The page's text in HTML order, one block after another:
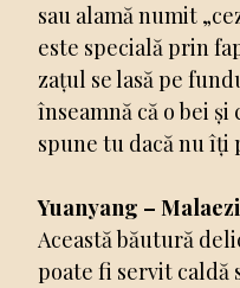
sau alamă numit
este specială prin
zațul se lasă pe
înseamnă că o bei și
spune tu dacă nu îți
Yuanyang –
Această băutură
poate fi servit caldă